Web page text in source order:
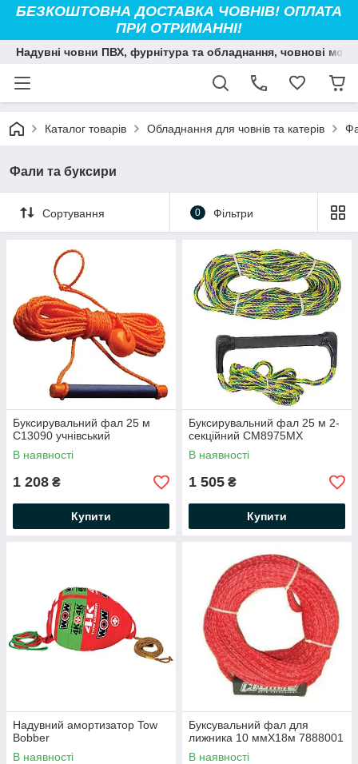
БЕЗКОШТОВНА ДОСТАВКА ЧОВНІВ! ОПЛАТА
ПРИ ОТРИМАННІ!
Надувні човни ПВХ, фурнітура та обладнання, човнові
Каталог товарів Обладнання для човнів та катерів
Фали та буксири
Сортування 0 Фільтри
Буксирувальний фал 25 м
C13090 учнівський
В наявності
1 208 ₴
Купити
Буксирувальний фал 25 м 2-
секційний CM8975MX
В наявності
1 505 ₴
Купити
Надувний амортизатор Tow
Bobber
В наявності
Буксувальний фал для
лижника 10 ммХ18м 7888001
В наявності